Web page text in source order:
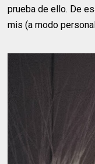
prueba de ello. De
mis (a modo